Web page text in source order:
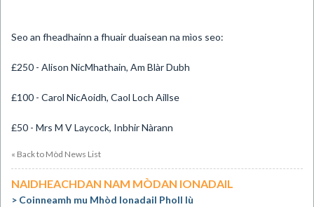
Seo an fheadhainn a fhuair duaisean na mìos seo:
£250 - Alison NicMhathain, Am Blàr Dubh
£100 - Carol NicAoidh, Caol Loch Aillse
£50 - Mrs M V Laycock, Inbhir Nàrann
« Back to Mòd News List
NAIDHEACHDAN NAM MÒDAN IONADAIL
Coinneamh mu Mhòd Ionadail Pholl Iù